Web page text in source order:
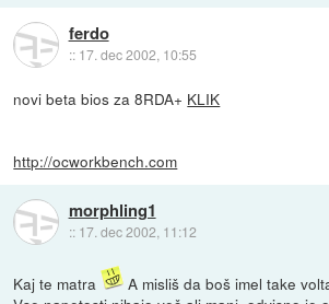
ferdo
:: 17. dec 2002, 10:55
novi beta bios za 8RDA+ KLIK
http://ocworkbench.com
morphling1
:: 17. dec 2002, 11:12
Kaj te matra
A misliš da boš imel take